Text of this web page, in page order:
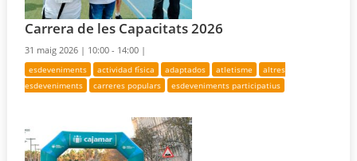
Carrera de les Capacitats 2026
31 maig 2026 | 10:00 - 14:00 |
esdeveniments actividad física adaptados atletisme
altres
esdeveniments
carreres populars esdeveniments participatius